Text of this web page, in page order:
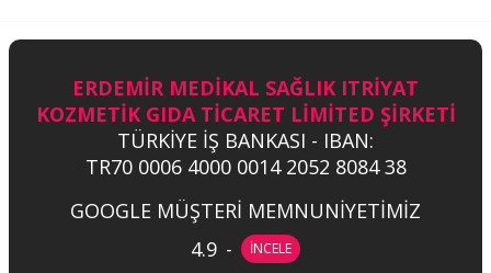
ERDEMİR MEDİKAL SAĞLIK ITRİYAT
KOZMETİK GIDA TİCARET LİMİTED ŞİRKETİ
TÜRKİYE İŞ BANKASI - IBAN:
TR70 0006 4000 0014 2052 8084 38
GOOGLE MÜŞTERİ MEMNUNİYETİMİZ
4.9 - İNCELE